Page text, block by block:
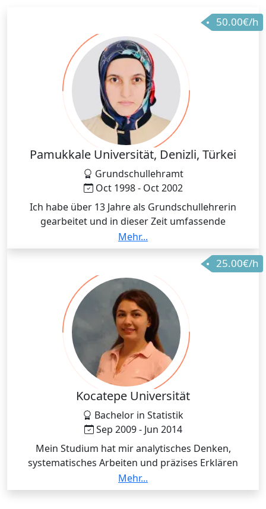
50.00€/h
Pamukkale Universität, Denizli, Türkei
Grundschullehramt
Oct 1998 - Oct 2002
Ich habe über 13 Jahre als Grundschullehrerin
gearbeitet und in dieser Zeit umfassende
pädagogische Erfahrung gesammelt. Der tägliche
Umgang mit Lernenden unterschiedlichen Alters und
Niveaus hat meine Fähigkeit gestärkt, Inhalte klar,
strukturiert und individuell angepasst zu vermitteln.
Diese langjährige Praxis ist für mich auch im
Sprachunterricht von großem Wert – besonders
wenn es darum geht, Lernende dort abzuholen, wo
sie stehen.
Mehr...
25.00€/h
Kocatepe Universität
Bachelor in Statistik
Sep 2009 - Jun 2014
Mein Studium hat mir analytisches Denken,
systematisches Arbeiten und präzises Erklären
vermittelt, was mir hilft, Türkischunterricht
strukturiert und verständlich zu gestalten.
Mehr...